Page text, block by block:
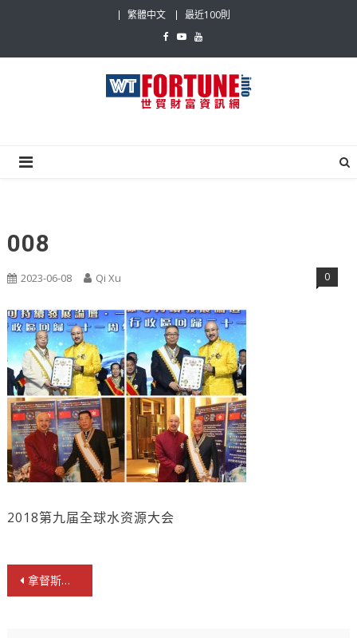
繁體中文 最近100則
008
2023-06-08 Qi Xu 0
2018第九届全球水资源大会
文
章
拿督斯里吳罡豪教授 介紹